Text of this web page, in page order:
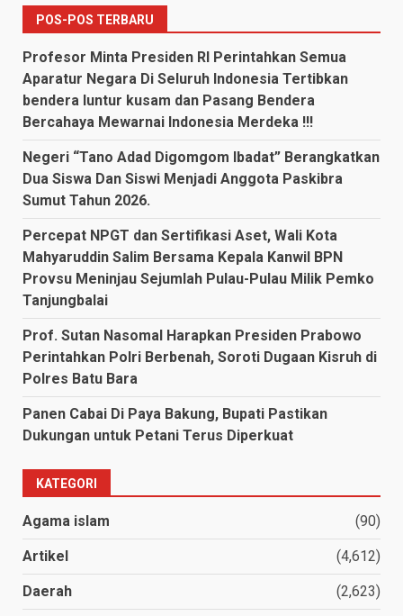
POS-POS TERBARU
Profesor Minta Presiden RI Perintahkan Semua
Aparatur Negara Di Seluruh Indonesia Tertibkan
bendera luntur kusam dan Pasang Bendera
Bercahaya Mewarnai Indonesia Merdeka !!!
Negeri “Tano Adad Digomgom Ibadat” Berangkatkan
Dua Siswa Dan Siswi Menjadi Anggota Paskibra
Sumut Tahun 2026.
Percepat NPGT dan Sertifikasi Aset, Wali Kota
Mahyaruddin Salim Bersama Kepala Kanwil BPN
Provsu Meninjau Sejumlah Pulau-Pulau Milik Pemko
Tanjungbalai
Prof. Sutan Nasomal Harapkan Presiden Prabowo
Perintahkan Polri Berbenah, Soroti Dugaan Kisruh di
Polres Batu Bara
Panen Cabai Di Paya Bakung, Bupati Pastikan
Dukungan untuk Petani Terus Diperkuat
KATEGORI
Agama islam (90)
Artikel (4,612)
Daerah (2,623)